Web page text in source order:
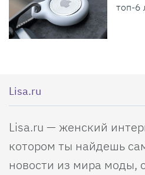
топ-6
Lisa.ru
Lisa.ru — женский
котором ты найдешь
новости из мира моды,